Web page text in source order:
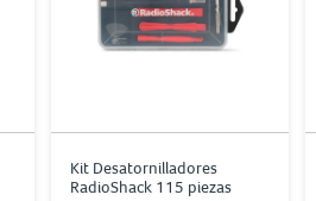
Kit Desatornilladores
RadioShack 115 piezas